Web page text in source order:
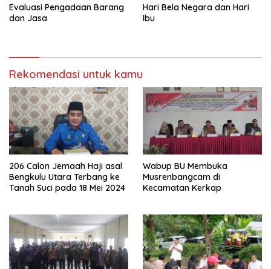
Evaluasi Pengadaan Barang
dan Jasa
Hari Bela Negara dan Hari
Ibu
Rekomendasi untuk kamu
206 Calon Jemaah Haji asal
Bengkulu Utara Terbang ke
Tanah Suci pada 18 Mei 2024
Wabup BU Membuka
Musrenbangcam di
Kecamatan Kerkap